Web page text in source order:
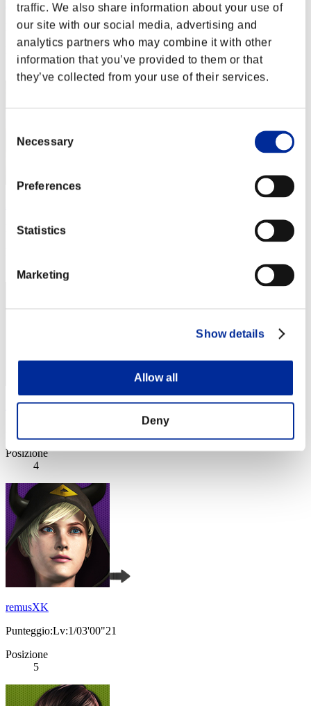
traffic. We also share information about your use of
our site with our social media, advertising and
analytics partners who may combine it with other
information that you’ve provided to them or that
they’ve collected from your use of their services.
Selection
Necessary
Preferences
Statistics
Marketing
Show details
Allow all
Deny
no name
Punteggio:Lv:1/02'27"24
Posizione
2
Punteggio:Lv:1/02'43"52
ZaraSpook
Posizione
4
remusXK
Punteggio:Lv:1/03'00"21
Posizione
5